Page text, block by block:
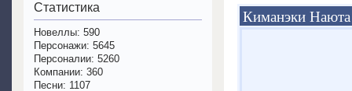
Киманэки Наюта
Статистика
Новеллы: 590
Персонажи: 5645
Персоналии: 5260
Компании: 360
Песни: 1107